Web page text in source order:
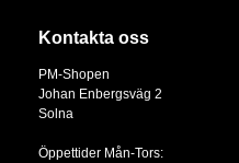
Kontakta oss
PM-Shopen
Johan Enbergsväg 2
Solna
Öppettider Mån-Tors: